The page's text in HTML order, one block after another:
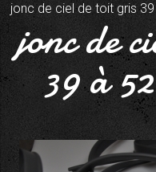
jonc de ciel de toit gris
jonc de
39 à